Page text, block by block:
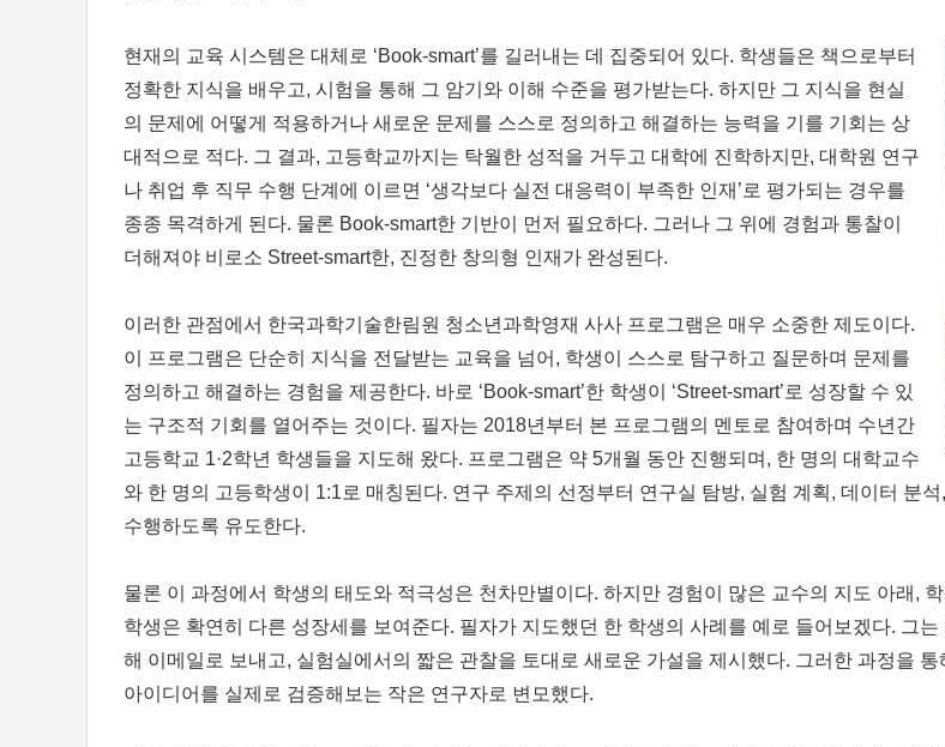
현재의 교육 시스템은 대체로 ‘Book-smart’를 길러내는 데 집중되어 있다. 학생들은 책으로부터
정확한 지식을 배우고, 시험을 통해 그 암기와 이해 수준을 평가받는다. 하지만 그 지식을 현실
의 문제에 어떻게 적용하거나 새로운 문제를 스스로 정의하고 해결하는 능력을 기를 기회는 상
대적으로 적다. 그 결과, 고등학교까지는 탁월한 성적을 거두고 대학에 진학하지만, 대학원 연구
나 취업 후 직무 수행 단계에 이르면 ‘생각보다 실전 대응력이 부족한 인재’로 평가되는 경우를
종종 목격하게 된다. 물론 Book-smart한 기반이 먼저 필요하다. 그러나 그 위에 경험과 통찰이
더해져야 비로소 Street-smart한, 진정한 창의형 인재가 완성된다.
이러한 관점에서 한국과학기술한림원 청소년과학영재 사사 프로그램은 매우 소중한 제도이다.
이 프로그램은 단순히 지식을 전달받는 교육을 넘어, 학생이 스스로 탐구하고 질문하며 문제를
정의하고 해결하는 경험을 제공한다. 바로 ‘Book-smart’한 학생이 ‘Street-smart’로 성장할 수 있
는 구조적 기회를 열어주는 것이다. 필자는 2018년부터 본 프로그램의 멘토로 참여하며 수년간
고등학교 1·2학년 학생들을 지도해 왔다. 프로그램은 약 5개월 동안 진행되며, 한 명의 대학교수
와 한 명의 고등학생이 1:1로 매칭된다. 연구 주제의 선정부터 연구실 탐방, 실험 계획, 데이터 분
수행하도록 유도한다.
물론 이 과정에서 학생의 태도와 적극성은 천차만별이다. 하지만 경험이 많은 교수의 지도 아래,
학생은 확연히 다른 성장세를 보여준다. 필자가 지도했던 한 학생의 사례를 예로 들어보겠다. 그
해 이메일로 보내고, 실험실에서의 짧은 관찰을 토대로 새로운 가설을 제시했다. 그러한 과정을
아이디어를 실제로 검증해보는 작은 연구자로 변모했다.